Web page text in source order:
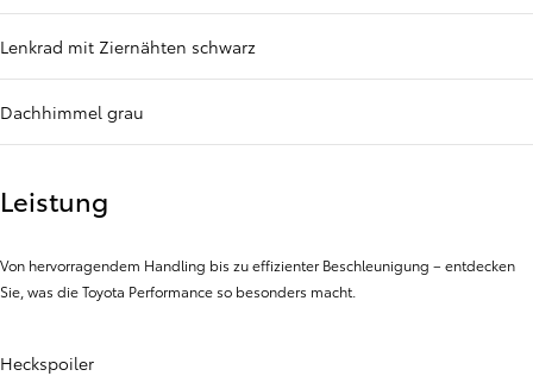
Lenkrad mit Ziernähten schwarz
Dachhimmel grau
Leistung
Von hervorragendem Handling bis zu effizienter Beschleunigung – entdecken
Sie, was die Toyota Performance so besonders macht.
Heckspoiler